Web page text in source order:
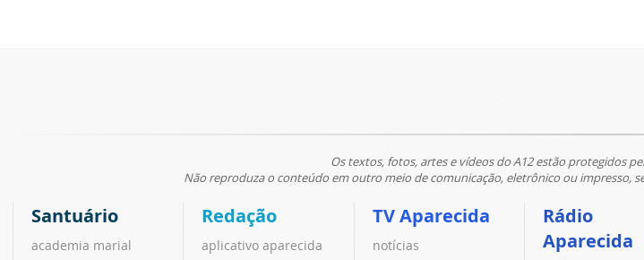
Os textos, fotos, artes e vídeos do A12 estão protegidos
Não reproduza o conteúdo em outro meio de comunicação, eletrônico ou impresso,
Santuário
academia marial
Redação
aplicativo aparecida
TV Aparecida
notícias
Rádio
Aparecida